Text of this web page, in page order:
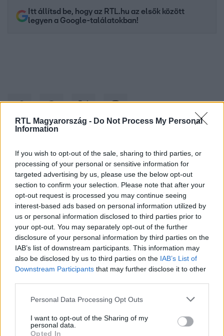
RTL Magyarország - Do Not Process My Personal
Information
If you wish to opt-out of the sale, sharing to third parties, or
processing of your personal or sensitive information for
targeted advertising by us, please use the below opt-out
section to confirm your selection. Please note that after your
opt-out request is processed you may continue seeing
interest-based ads based on personal information utilized by
us or personal information disclosed to third parties prior to
your opt-out. You may separately opt-out of the further
disclosure of your personal information by third parties on the
IAB’s list of downstream participants. This information may
also be disclosed by us to third parties on the IAB’s List of
Downstream Participants that may further disclose it to other
Please note that this website/app uses one or more Google
not limited to your visit or usage behaviour. You may click to
grant or deny consent to Google and its third-party tags to
Personal Data Processing Opt Outs
I want to opt-out of the Sharing of my
personal data.
Opted In
Itt állítsd be, hogy az RTL.hu az elsők között
legyen a Google-találatokban!
Kövess minket, és értesülj a friss hírekről a
Facebookon is!
Követem
#ÉLETMÓD #LAKBERENDEZÉS #OTTHON TIPPEK